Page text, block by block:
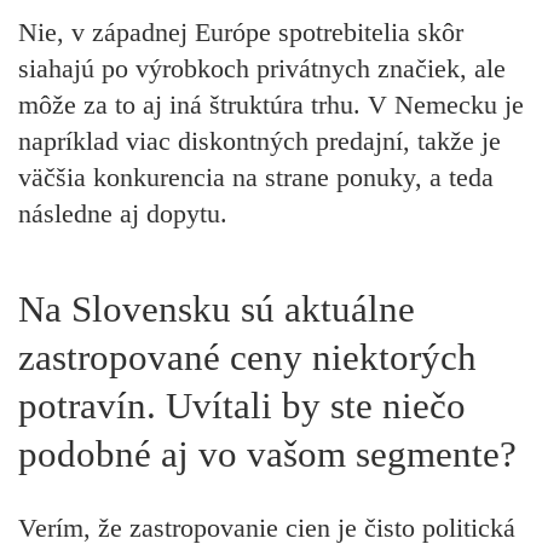
Nie, v západnej Európe spotrebitelia skôr
siahajú po výrobkoch privátnych značiek, ale
môže za to aj iná štruktúra trhu. V Nemecku je
napríklad viac diskontných predajní, takže je
väčšia konkurencia na strane ponuky, a teda
následne aj dopytu.
Na Slovensku sú aktuálne
zastropované ceny niektorých
potravín. Uvítali by ste niečo
podobné aj vo vašom segmente?
Verím, že zastropovanie cien je čisto politická